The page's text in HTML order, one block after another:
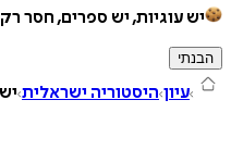
יש עוגיות, יש ספרים, חסר
הבנתי
עיון היסטוריה ישראלית